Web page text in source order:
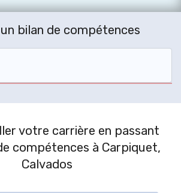
bilan de compétences
votre carrière en passant
compétences à Carpiquet,
Calvados